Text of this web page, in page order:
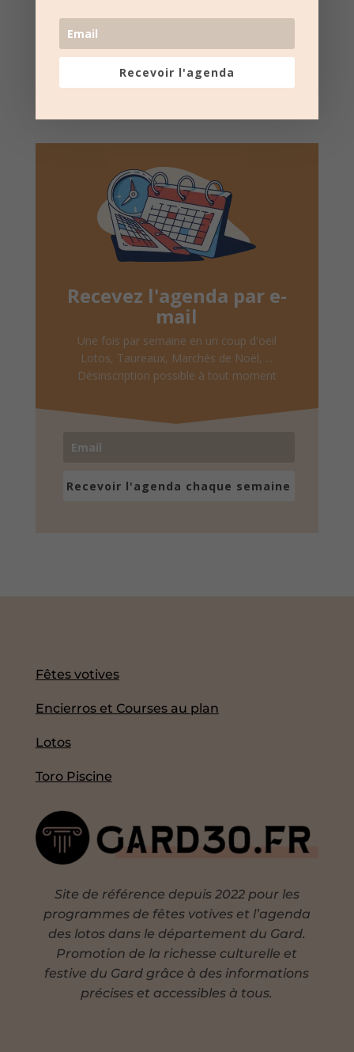
Recevez l'agenda par e-
mail
Une fois par semaine en un coup d'oeil
Lotos, Taureaux, Marchés de Noël, ...
Désinscription possible à tout moment
Recevoir l'agenda chaque semaine
Fêtes votives
Encierros et Courses au plan
Lotos
Toro Piscine
Site de référence depuis 2022 pour les
programmes de fêtes votives et l’agenda
des lotos dans le département du Gard.
Promotion de la richesse culturelle et
festive du Gard grâce à des informations
précises et accessibles à tous.
Recevoir l'agenda